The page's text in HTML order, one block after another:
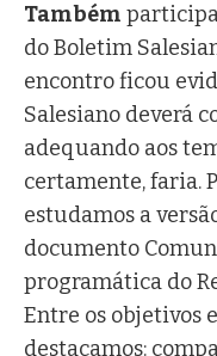
Também
do Boletim
encontro ficou
Salesiano deverá
adequando aos
certamente, faria.
estudamos a
documento
programática do
Entre os objetivos
destacamos: